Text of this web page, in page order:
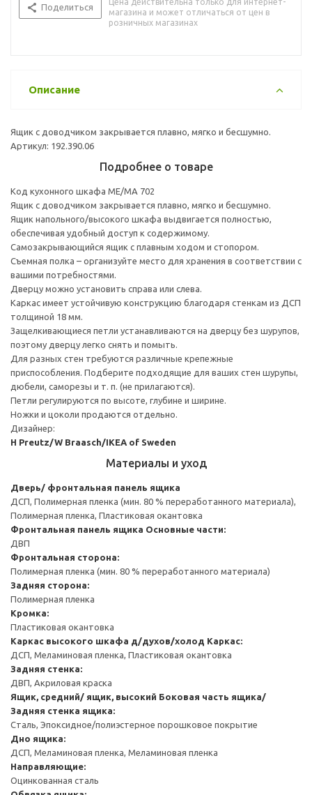
Поделиться
магазина и может отличаться от цен в
розничных магазинах
Описание
Ящик с доводчиком закрывается плавно, мягко и бесшумно.
Артикул: 192.390.06
Подробнее о товаре
Код кухонного шкафа ME/MA 702
Ящик с доводчиком закрывается плавно, мягко и бесшумно.
Ящик напольного/высокого шкафа выдвигается полностью,
обеспечивая удобный доступ к содержимому.
Cамозакрывающийся ящик с плавным ходом и стопором.
Съемная полка – организуйте место для хранения в соответствии с
вашими потребностями.
Дверцу можно установить справа или слева.
Каркас имеет устойчивую конструкцию благодаря стенкам из ДСП
толщиной 18 мм.
Защелкивающиеся петли устанавливаются на дверцу без шурупов,
поэтому дверцу легко снять и помыть.
Для разных стен требуются различные крепежные
приспособления. Подберите подходящие для ваших стен шурупы,
дюбели, саморезы и т. п. (не прилагаются).
Петли регулируются по высоте, глубине и ширине.
Ножки и цоколи продаются отдельно.
Дизайнер:
H Preutz/W Braasch/IKEA of Sweden
Материалы и уход
Дверь/ фронтальная панель ящика
ДСП, Полимерная пленка (мин. 80 % переработанного материала),
Полимерная пленка, Пластиковая окантовка
Фронтальная панель ящика Основные части:
ДВП
Фронтальная сторона:
Полимерная пленка (мин. 80 % переработанного материала)
Задняя сторона:
Полимерная пленка
Кромка:
Пластиковая окантовка
Каркас высокого шкафа д/духов/холод Каркас:
ДСП, Меламиновая пленка, Пластиковая окантовка
Задняя стенка:
ДВП, Акриловая краска
Ящик, средний/ ящик, высокий Боковая часть ящика/
Задняя стенка ящика:
Сталь, Эпоксидное/полиэстерное порошковое покрытие
Дно ящика:
ДСП, Меламиновая пленка, Меламиновая пленка
Направляющие:
Оцинкованная сталь